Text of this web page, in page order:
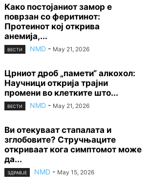
Како постојаниот замор е
поврзан со феритинот:
Протеинот кој открива
анемија,...
ВЕСТИ NMD - May 21, 2026
Црниот дроб „памети“ алкохол:
Научници открија трајни
промени во клетките што...
ВЕСТИ NMD - May 21, 2026
Ви отекуваат стапалата и
зглобовите? Стручњаците
откриваат кога симптомот може
да...
ЗДРАВЈЕ NMD - May 15, 2026